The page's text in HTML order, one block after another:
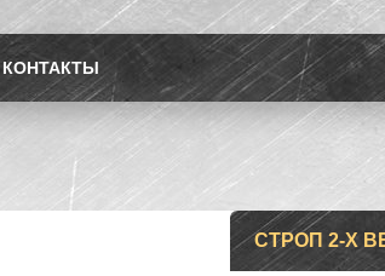
КОНТАКТЫ
СТРОП 2-Х